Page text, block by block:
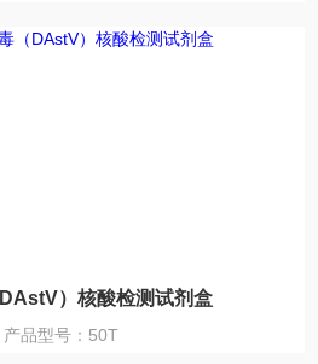
）核酸检测试剂盒
产品型号：50T